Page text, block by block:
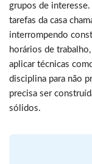
grupos de
tarefas da casa
interrompendo
horários de
aplicar técnicas
disciplina para não
precisa ser
sólidos.